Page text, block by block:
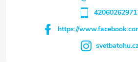
https://